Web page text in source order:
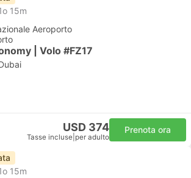
15m
Aeroporto
| Volo #FZ17
USD 374
Tasse incluse per adulto
Prenota ora
15m